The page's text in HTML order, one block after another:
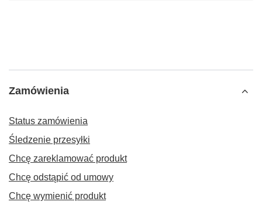
Zamówienia
Status zamówienia
Śledzenie przesyłki
Chcę zareklamować produkt
Chcę odstąpić od umowy
Chcę wymienić produkt